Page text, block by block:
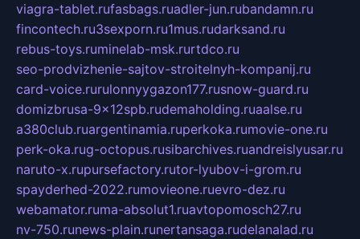
viagra-tablet.rufasbags.ruadler-jun.rubandamn.ru
fincontech.ru3sexporn.ru1mus.rudarksand.ru
rebus-toys.ruminelab-msk.rurtdco.ru
seo-prodvizhenie-sajtov-stroitelnyh-kompanij.ru
card-voice.rurulonnyygazon177.rusnow-guard.ru
domizbrusa-9x12spb.rudemaholding.ruaalse.ru
a380club.ruargentinamia.ruperkoka.rumovie-one.ru
perk-oka.rug-octopus.rusibarchives.ruandreislyusar.ru
naruto-x.rupursefactory.rutor-lyubov-i-grom.ru
spayderhed-2022.rumovieone.ruevro-dez.ru
webamator.ruma-absolut1.ruavtopomosch27.ru
nv-750.runews-plain.runertansaga.rudelanalad.ru